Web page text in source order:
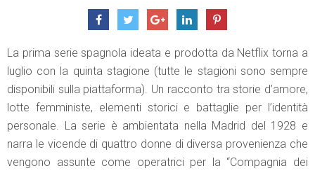
La prima serie spagnola ideata e prodotta da Netflix torna a
luglio con la quinta stagione (tutte le stagioni sono sempre
disponibili sulla piattaforma). Un racconto tra storie d’amore,
lotte femministe, elementi storici e battaglie per l’identità
personale. La serie è ambientata nella Madrid del 1928 e
narra le vicende di quattro donne di diversa provenienza che
vengono assunte come operatrici per la “Compagnia dei